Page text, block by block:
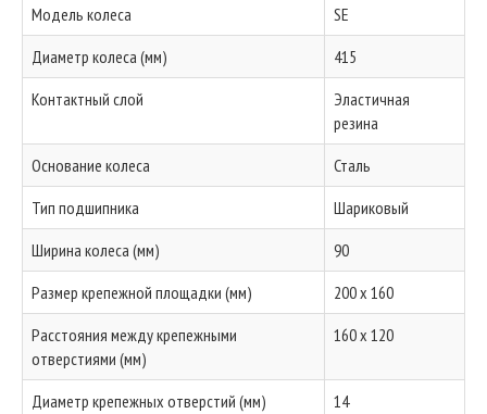
Модель колеса
SE
Диаметр колеса (мм)
415
Контактный слой
Эластичная
резина
Основание колеса
Сталь
Тип подшипника
Шариковый
Ширина колеса (мм)
90
Размер крепежной площадки (мм)
200 x 160
Расстояния между крепежными
отверстиями (мм)
160 x 120
Диаметр крепежных отверстий (мм)
14